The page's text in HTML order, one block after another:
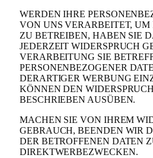
WERDEN IHRE
VON UNS VERARBEITET,
ZU BETREIBEN, HABEN SIE
JEDERZEIT WIDERSPRUCH
VERARBEITUNG SIE
PERSONENBEZOGENER
DERARTIGER WERBUNG
KÖNNEN DEN
BESCHRIEBEN AUSÜBEN.
MACHEN SIE VON IHREM
GEBRAUCH, BEENDEN WIR
DER BETROFFENEN DATEN
DIREKTWERBEZWECKEN.